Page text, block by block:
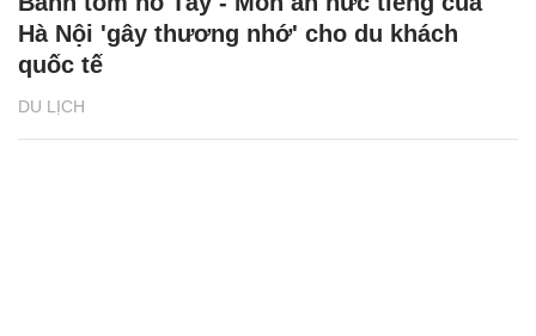
DU LỊCH
Hà Nội 'gây thương nhớ' cho du khách
quốc tế